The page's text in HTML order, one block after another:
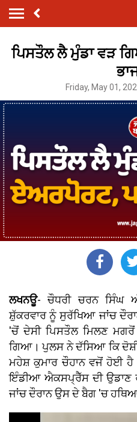
ਪਿਸਤੌਲ ਲੈ ਮੁੰਡਾ ਵੜ
Friday, May 01,
ਲਖਨਊ- ਚੌਧਰੀ ਚਰਨ ਸਿੰਘ
ਸ਼ੁੱਕਰਵਾਰ ਨੂੰ ਸੁਰੱਖਿਆ ਜਾਂਚ
'ਚੋਂ ਦੇਸੀ ਪਿਸਤੌਲ ਮਿਲਣ
ਗਿਆ। ਪੁਲਸ ਨੇ ਦੱਸਿਆ ਕਿ ਦੋਸ਼ੀ
ਮਹੇਸ਼ ਕੁਮਾਰ ਚੌਹਾਨ ਵਜੋਂ ਹੋਈ
ਇੰਡੀਆ ਐਕਸਪ੍ਰੈੱਸ ਦੀ ਉਡਾਣ
ਜਾਂਚ ਦੌਰਾਨ ਉਸ ਦੇ ਬੈਗ 'ਚ